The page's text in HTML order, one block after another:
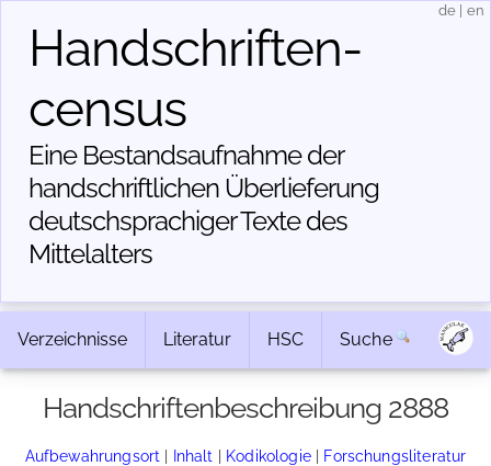
Handschriften­
census
Eine Bestandsaufnahme der
handschriftlichen Über­lieferung
deutschsprachiger Texte des
Mittelalters
de en
Verzeichnisse Literatur HSC Suche
Handschriftenbeschreibung 2888
Aufbewahrungsort | Inhalt | Kodikologie| Forschungsliteratur